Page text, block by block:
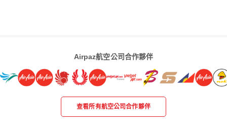
Airpaz航空公司合作夥伴
查看所有航空公司合作夥伴